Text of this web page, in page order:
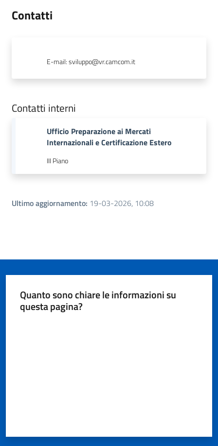
Contatti
E-mail:sviluppo@vr.camcom.it
Contatti interni
Ufficio Preparazione ai Mercati
Internazionali e Certificazione Estero
III Piano
Ultimo aggiornamento: 19-03-2026, 10:08
Quanto sono chiare le informazioni su
questa pagina?